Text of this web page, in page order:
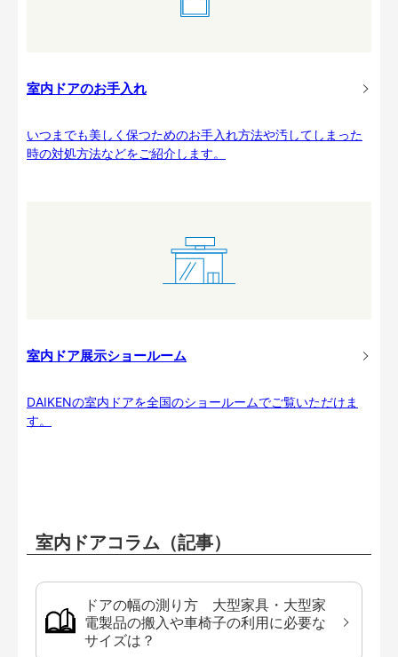
室内ドアのお手入れ
いつまでも美しく保つためのお手入れ方法や汚してしまった
時の対処方法などをご紹介します。
室内ドア展示ショールーム
DAIKENの室内ドアを全国のショールームでご覧いただけま
す。
室内ドアコラム（記事）
ドアの幅の測り方 大型家具・大型家
電製品の搬入や車椅子の利用に必要な
サイズは？